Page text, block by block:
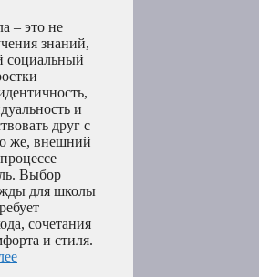
– это не
знаний,
социальный
и
друг с
же, внешний
Выбор
для школы
сочетания
и стиля.